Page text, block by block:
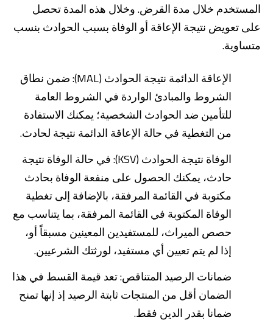
المستخدم خلال مدة القرض. وخلال هذه المدة تحصل
على تعويض نتيجة الإعاقة أو الوفاة بسبب الحوادث بنسب
متساوية.
الإعاقة الدائمة نتيجة الحوادث (MAL): ضمن نطاق
الشروط والمبادئ الواردة في الشروط العامة
للتأمين ضد الحوادث الشخصية؛ يمكنك الاستفادة
من التغطية في حالة الإعاقة الدائمة نتيجة لحادث.
الوفاة نتيجة الحوادث (KSV): في حالة الوفاة نتيجة
حادث، يمكنك الحصول على منفعة الوفاة بحادث
مكتوبة في القائمة المرفقة، بالإضافة إلى تغطية
الوفاة المكتوبة في القائمة المرفقة، بما يتناسب مع
حصص الميراث، للمستفيدين المعينين مسبقاً أو،
إذا لم يتم تعيين أي مستفيد، لورثتك الشرعيين.
ضمانات الرصيد المتناقص: تعد قيمة القسط في هذا
الضمان أقل من المنتجات ثابتة الرصيد إذ إنها تمنح
ضمانا بقدر الدين فقط.